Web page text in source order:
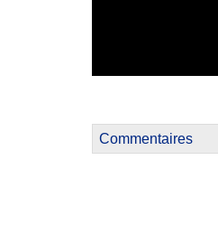
Commentaires